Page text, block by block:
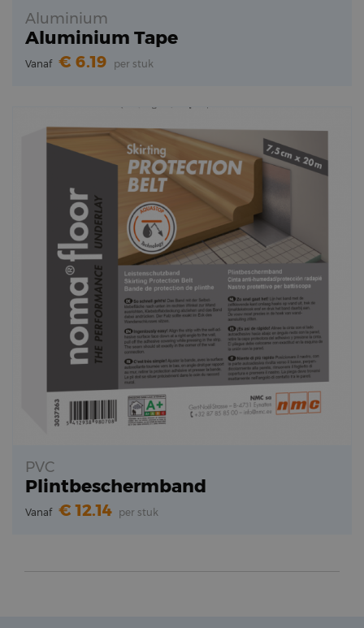
Aluminium
Aluminium Tape
Vanaf 6.19 per stuk
PVC
Plintbeschermband
Vanaf 12.14 per stuk